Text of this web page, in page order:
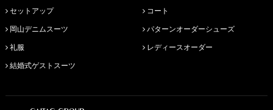
セットアップ
岡山デニムスーツ
礼服
結婚式ゲストスーツ
コート
パターンオーダーシューズ
レディースオーダー